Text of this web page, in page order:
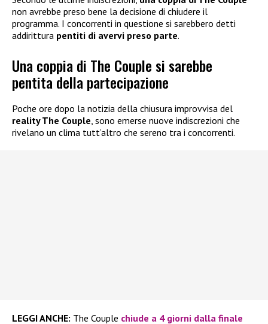
non avrebbe preso bene la decisione di chiudere il
programma. I concorrenti in questione si sarebbero detti
addirittura pentiti di avervi preso parte.
Una coppia di The Couple si sarebbe
pentita della partecipazione
Poche ore dopo la notizia della chiusura improvvisa del
reality The Couple, sono emerse nuove indiscrezioni che
rivelano un clima tutt’altro che sereno tra i concorrenti.
LEGGI ANCHE: The Couple chiude a 4 giorni dalla finale